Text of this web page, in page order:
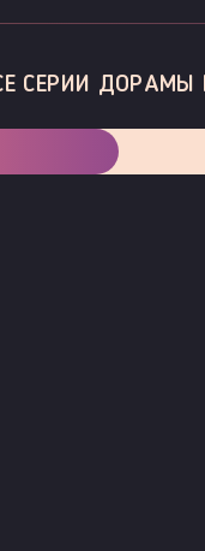
СЕРИИ ДОРАМЫ